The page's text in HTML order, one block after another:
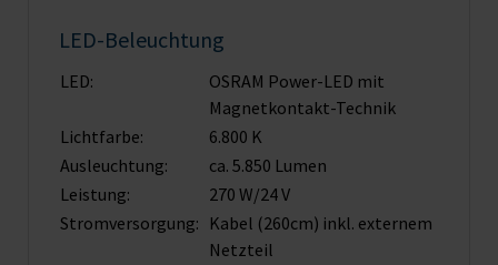
LED-Beleuchtung
LED:
OSRAM Power-LED mit
Magnet­kontakt-Technik
Lichtfarbe:
6.800 K
Ausleuchtung:
ca. 5.850 Lumen
Leistung:
270 W/24 V
Stromversorgung: Kabel (260cm) inkl. externem
Netzteil